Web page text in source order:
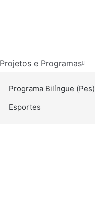
Projetos e Programas
Programa Bilíngue (Pes)
Esportes